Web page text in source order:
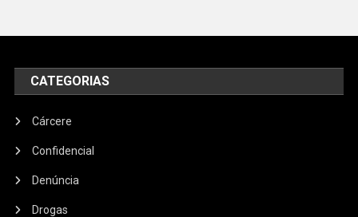
CATEGORIAS
Cárcere
Confidencial
Denúncia
Drogas